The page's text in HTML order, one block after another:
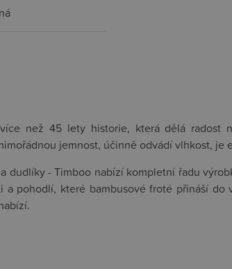
než 45 lety historie, která dělá radost
jemnost, účinně odvádí vlhkost,
dudlíky - Timboo nabízí kompletní řadu
a pohodlí, které bambusové froté přináší